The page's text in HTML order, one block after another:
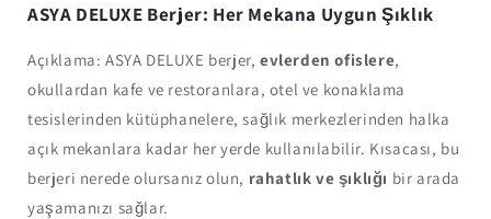
ASYA DELUXE Berjer: Her Mekana Uygun Şıklık
Açıklama: ASYA DELUXE berjer, evlerden ofislere,
okullardan kafe ve restoranlara, otel ve konaklama
tesislerinden kütüphanelere, sağlık merkezlerinden halka
açık mekanlara kadar her yerde kullanılabilir. Kısacası, bu
berjeri nerede olursanız olun, rahatlık ve şıklığı bir arada
yaşamanızı sağlar.